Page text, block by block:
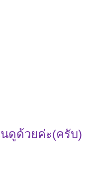
ดูด้วยค่ะ(ครับ)